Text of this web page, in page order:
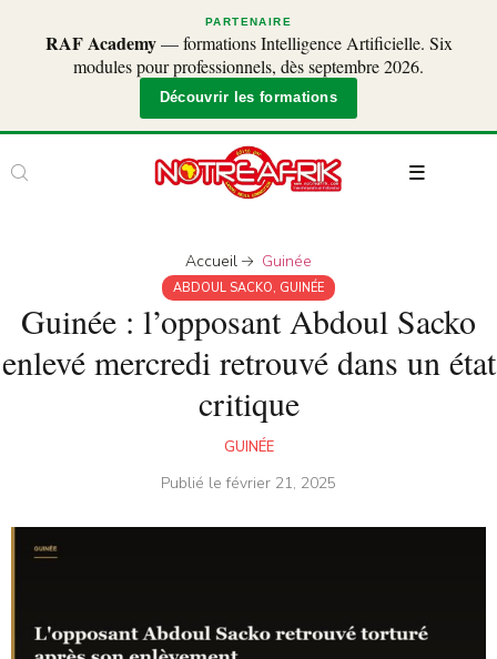
PARTENAIRE
RAF Academy— formations Intelligence Artificielle. Six
modules pour professionnels, dès septembre 2026.
Découvrir les formations
Accueil Guinée
ABDOUL SACKO, GUINÉE
Guinée : l’opposant Abdoul Sacko
enlevé mercredi retrouvé dans un état
critique
GUINÉE
Publié lefévrier 21, 2025